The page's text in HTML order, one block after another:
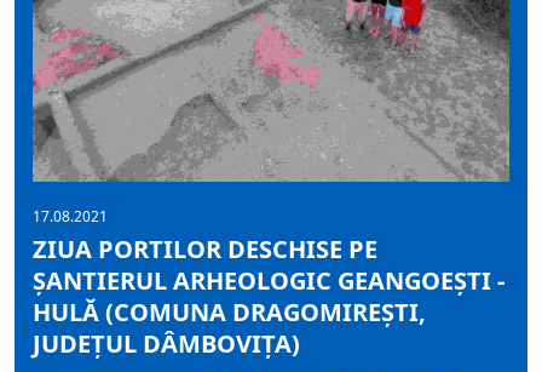
17.08.2021
ZIUA PORTILOR DESCHISE PE
ȘANTIERUL ARHEOLOGIC GEANGOEȘTI -
HULĂ (COMUNA DRAGOMIREȘTI,
JUDEȚUL DÂMBOVIȚA)